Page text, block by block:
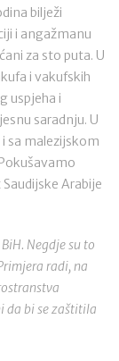
bilježi
i angažmanu
za sto puta. U
i vakufskih
uspjeha i
saradnju. U
sa malezijskom
Arabije
Negdje su to
radi, na
da bi se zaštitila